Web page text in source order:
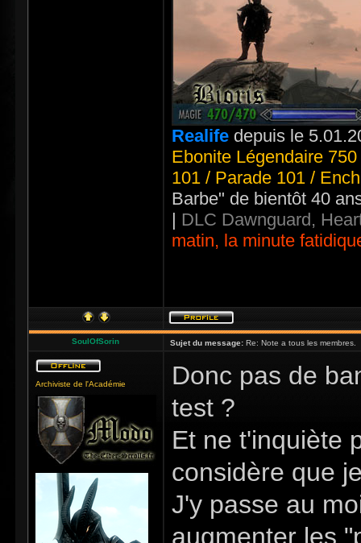
Realife depuis le
Ebonite Légendaire
101 / Parade 101 /
Barbe" de bientôt 40
| DLC Dawnguard,
matin, la minute
SoulOfSorin Sujet du message: Re: Note a tous les membres.
Archiviste de l'Académie
Donc pas de
test ?
Et ne t'inquiète
considère que
J'y passe au
augmenter les